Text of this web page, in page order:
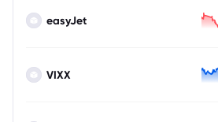
easyJet
VIXX